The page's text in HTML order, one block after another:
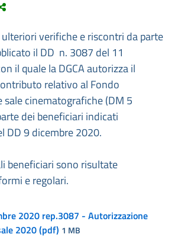
verifiche e riscontri da parte
il DD n. 3087 del 11
il quale la DGCA autorizza il
relativo al Fondo
sale cinematografiche (DM 5
dei beneficiari indicati
DD 9 dicembre 2020.
beneficiari sono risultate
e regolari.
2020 rep.3087 - Autorizzazione
2020 (pdf) 1 MB